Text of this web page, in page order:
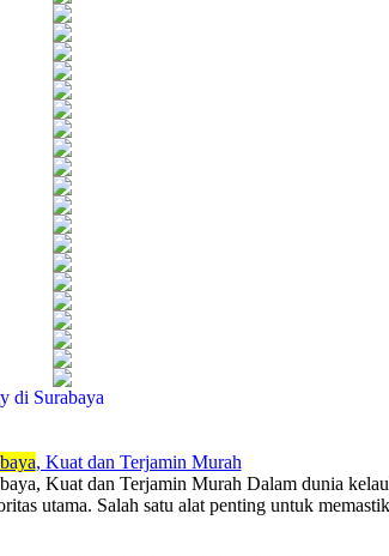
di Surabaya
, Kuat dan Terjamin Murah
Kuat dan Terjamin Murah Dalam dunia
utama. Salah satu alat penting untuk